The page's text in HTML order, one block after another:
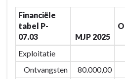
Door
inzetten
kwaliteitsvolle
vrijetijdsvoorzieningen
Financiële
tabel P-
07.03
MJP 2025
Exploitatie
Ontvangsten
80.000,00